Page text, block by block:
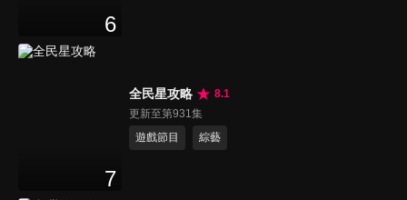
6
7
全民星攻略
8.1
更新至第931集
遊戲節目
綜藝